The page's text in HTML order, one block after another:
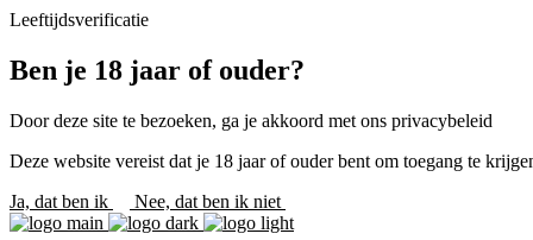
Leeftijdsverificatie
Ben je 18 jaar of ouder?
Door deze site te bezoeken, ga je akkoord met ons privacybeleid
Deze website vereist dat je 18 jaar of ouder bent om toegang te
Ja, dat ben ik
Nee, dat ben ik niet